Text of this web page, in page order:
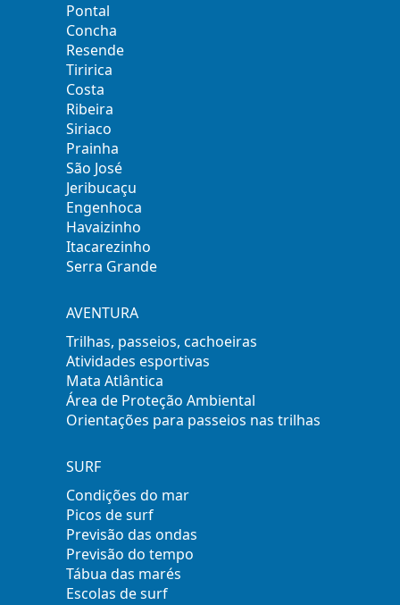
Pontal
Concha
Resende
Tiririca
Costa
Ribeira
Siriaco
Prainha
São José
Jeribucaçu
Engenhoca
Havaizinho
Itacarezinho
Serra Grande
AVENTURA
Trilhas, passeios, cachoeiras
Atividades esportivas
Mata Atlântica
Área de Proteção Ambiental
Orientações para passeios nas trilhas
SURF
Condições do mar
Picos de surf
Previsão das ondas
Previsão do tempo
Tábua das marés
Escolas de surf